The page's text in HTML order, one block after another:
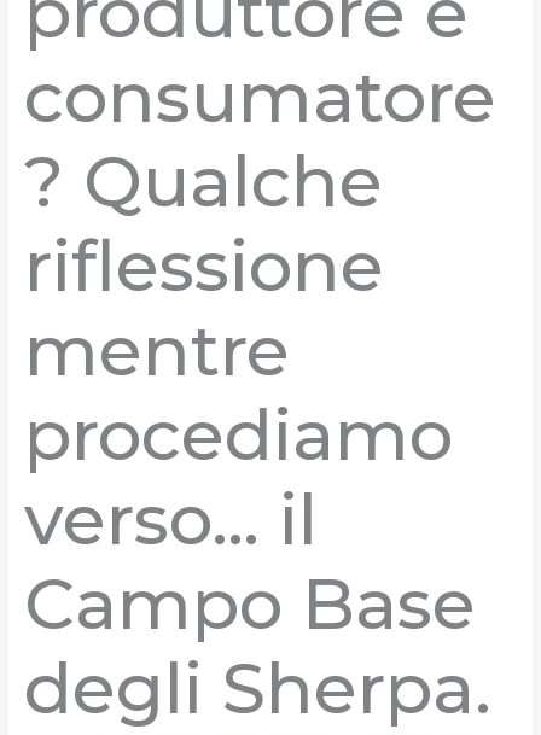
consumatore
? Qualche
riflessione
mentre
procediamo
verso… il
Campo Base
degli Sherpa.